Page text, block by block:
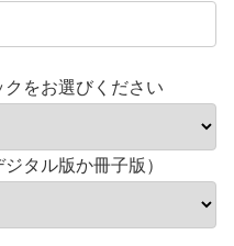
クをお選びください
タル版か冊子版）